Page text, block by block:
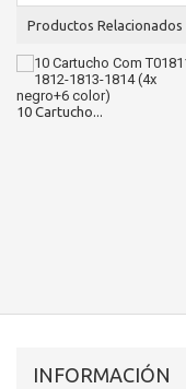
Productos Relacionados
10 Cartucho...
INFORMACIÓN